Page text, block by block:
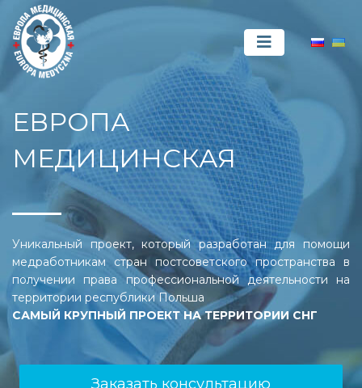
ЕВРОПА
МЕДИЦИНСКАЯ
Уникальный проект, который разработан для помощи
медработникам стран постсоветского пространства в
получении права профессиональной деятельности на
территории республики Польша
САМЫЙ КРУПНЫЙ ПРОЕКТ НА ТЕРРИТОРИИ СНГ
Заказать консультацию